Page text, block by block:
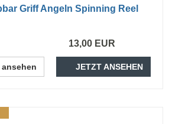
Griff Angeln Spinning Reel
13,00 EUR
ansehen JETZT ANSEHEN